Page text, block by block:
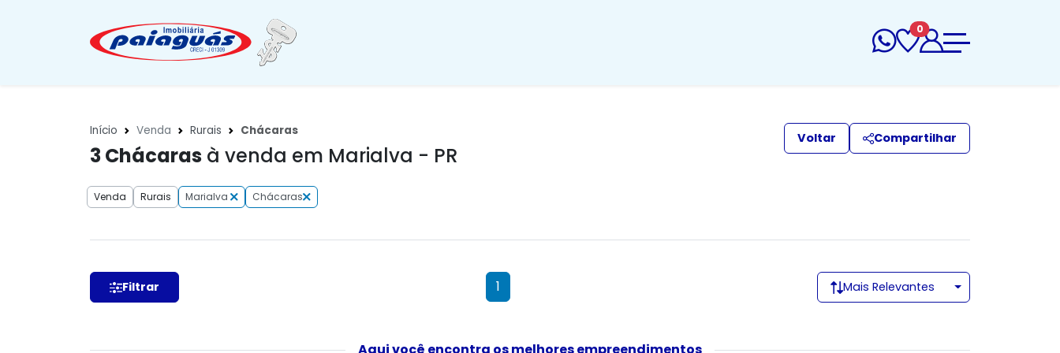
0
Início Venda Rurais Chácaras
3Chácaras à venda em Marialva - PR
Voltar Compartilhar
Venda Rurais Marialva Chácaras
Filtrar 1 Mais Relevantes